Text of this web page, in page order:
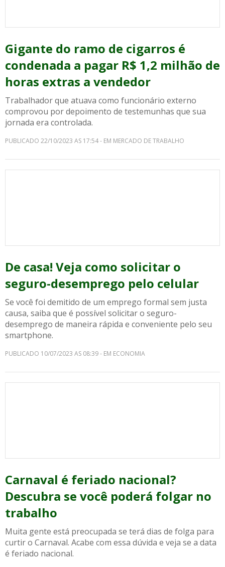
Gigante do ramo de cigarros é
condenada a pagar R$ 1,2 milhão de
horas extras a vendedor
Trabalhador que atuava como funcionário externo
comprovou por depoimento de testemunhas que sua
jornada era controlada.
PUBLICADO 22/10/2023 AS 17:54 - EM MERCADO DE TRABALHO
De casa! Veja como solicitar o
seguro-desemprego pelo celular
Se você foi demitido de um emprego formal sem justa
causa, saiba que é possível solicitar o seguro-
desemprego de maneira rápida e conveniente pelo seu
smartphone.
PUBLICADO 10/07/2023 AS 08:39 - EM ECONOMIA
Carnaval é feriado nacional?
Descubra se você poderá folgar no
trabalho
Muita gente está preocupada se terá dias de folga para
curtir o Carnaval. Acabe com essa dúvida e veja se a data
é feriado nacional.